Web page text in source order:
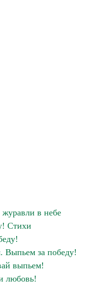
в небе
Стихи
Выпьем за победу!
выпьем!
любовь!